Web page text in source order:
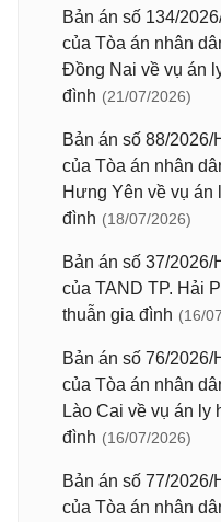
Bản án số 134/
của Tòa án nhân
Đồng Nai về vụ án
đình (21/07/2026)
Bản án số 88/
của Tòa án nhân
Hưng Yên về vụ án
đình (18/07/2026)
Bản án số 37/
của TAND TP. Hải
thuẫn gia đình (16/
Bản án số 76/
của Tòa án nhân
Lào Cai về vụ án ly
đình (16/07/2026)
Bản án số 77/
của Tòa án nhân